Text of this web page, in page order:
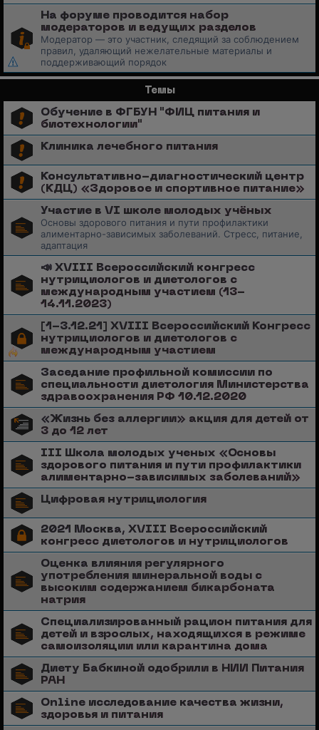
На форуме проводится набор
модераторов и ведущих разделов
Модератор — это участник, следящий за соблюдением
правил, удаляющий нежелательные материалы и
поддерживающий порядок
Темы
Обучение в ФГБУН "ФИЦ питания и
биотехнологии"
Клиника лечебного питания
Консультативно-диагностический центр
(КДЦ) «Здоровое и спортивное питание»
Участие в VI школе молодых учёных
Основы здорового питания и пути профилактики
алиментарно-зависимых заболеваний. Стресс, питание,
адаптация
📣 XVIII Всероссийский конгресс
нутрициологов и диетологов с
международным участием (13-
14.11.2023)
[1-3.12.21] XVIII Всероссийский Конгресс
нутрициологов и диетологов с
международным участием
Заседание профильной комиссии по
специальности диетология Министерства
здравоохранения РФ 10.12.2020
«Жизнь без аллергии» акция для детей от
3 до 12 лет
III Школа молодых ученых «Основы
здорового питания и пути профилактики
алиментарно-зависимых заболеваний»
Цифровая нутрициология
2021 Москва, XVIII Всероссийский
конгресс диетологов и нутрициологов
Оценка влияния регулярного
употребления минеральной воды с
высоким содержанием бикарбоната
натрия
Специализированный рацион питания для
детей и взрослых, находящихся в режиме
самоизоляции или карантина дома
Диету Бабкиной одобрили в НИИ Питания
РАН
Online исследование качества жизни,
здоровья и питания